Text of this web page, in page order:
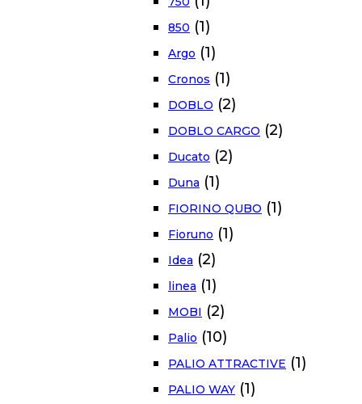
850 (1)
Argo (1)
Cronos (1)
DOBLO (2)
DOBLO CARGO (2)
Ducato (2)
Duna (1)
FIORINO QUBO (1)
Fioruno (1)
Idea (2)
linea (1)
MOBI (2)
Palio (10)
PALIO ATTRACTIVE (1)
PALIO WAY (1)